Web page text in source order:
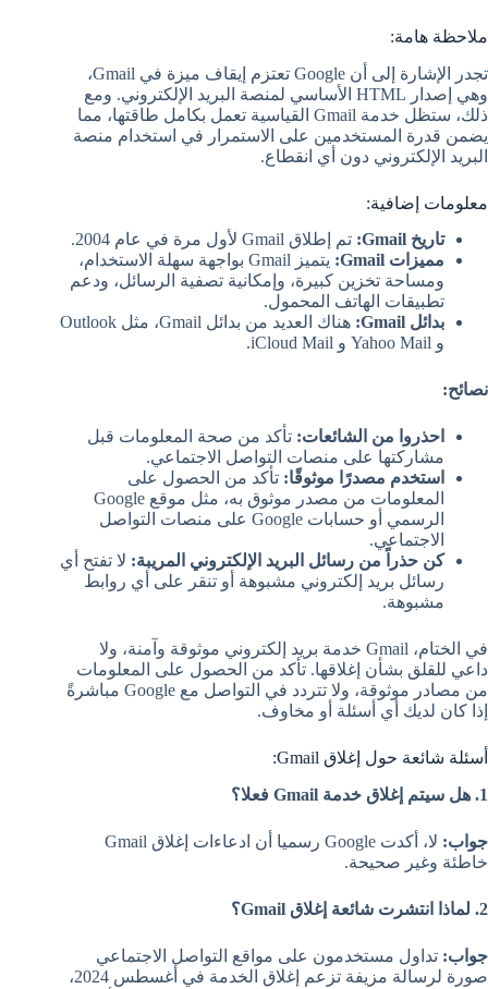
ملاحظة هامة:
تجدر الإشارة إلى أن Google تعتزم إيقاف ميزة في Gmail،
وهي إصدار HTML الأساسي لمنصة البريد الإلكتروني. ومع
ذلك، ستظل خدمة Gmail القياسية تعمل بكامل طاقتها، مما
يضمن قدرة المستخدمين على الاستمرار في استخدام منصة
البريد الإلكتروني دون أي انقطاع.
معلومات إضافية:
تاريخ Gmail:
تم إطلاق Gmail لأول مرة في عام 2004.
مميزات Gmail:
يتميز Gmail بواجهة سهلة الاستخدام،
ومساحة تخزين كبيرة، وإمكانية تصفية الرسائل، ودعم
تطبيقات الهاتف المحمول.
بدائل Gmail:
هناك العديد من بدائل Gmail، مثل Outlook
و Yahoo Mail و iCloud Mail.
نصائح:
احذروا من الشائعات: تأكد من صحة المعلومات قبل
مشاركتها على منصات التواصل الاجتماعي.
استخدم مصدرًا موثوقًا: تأكد من الحصول على
المعلومات من مصدر موثوق به، مثل موقع Google
الرسمي أو حسابات Google على منصات التواصل
الاجتماعي.
كن حذراً من رسائل البريد الإلكتروني المريبة: لا تفتح أي
رسائل بريد إلكتروني مشبوهة أو تنقر على أي روابط
مشبوهة.
في الختام، Gmail خدمة بريد إلكتروني موثوقة وآمنة، ولا
داعي للقلق بشأن إغلاقها. تأكد من الحصول على المعلومات
من مصادر موثوقة، ولا تتردد في التواصل مع Google مباشرةً
إذا كان لديك أي أسئلة أو مخاوف.
أسئلة شائعة حول إغلاق Gmail:
1. هل سيتم إغلاق خدمة Gmail فعلا؟
جواب:
لا، أكدت Google رسميا أن ادعاءات إغلاق Gmail
خاطئة وغير صحيحة.
2. لماذا انتشرت شائعة إغلاق Gmail؟
جواب: تداول مستخدمون على مواقع التواصل الاجتماعي
صورة لرسالة مزيفة تزعم إغلاق الخدمة في أغسطس 2024،